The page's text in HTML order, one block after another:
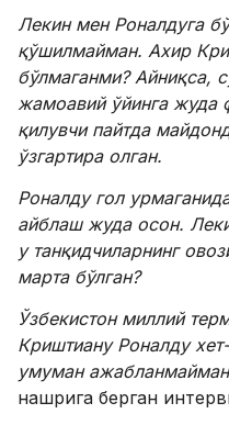
Лекин мен Роналдуга
қўшилмайман. Ахир
бўлмаганми? Айниқса,
жамоавий ўйинга жуда
қилувчи пайтда
ўзгартира олган.
Роналду гол
айблаш жуда осон.
у танқидчиларнинг
марта бўлган?
Ўзбекистон миллий
Криштиану Роналду
умуман
нашрига берган